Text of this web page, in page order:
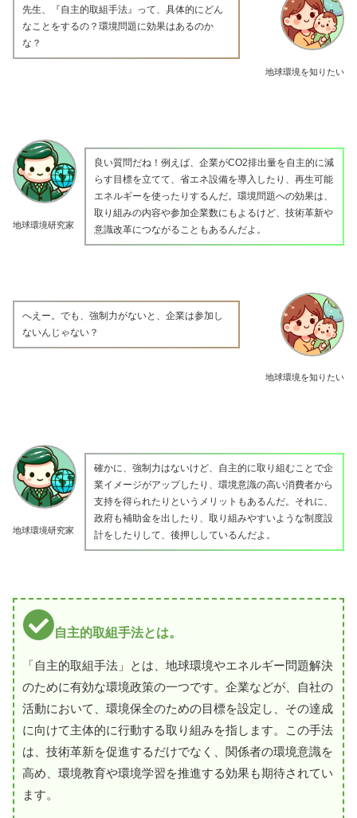
地球環境を知りたい
先生、『自主的取組手法』って、具体的にどん
なことをするの？環境問題に効果はあるのか
な？
地球環境研究家
良い質問だね！例えば、企業がCO2排出量を自主的に減
らす目標を立てて、省エネ設備を導入したり、再生可能
エネルギーを使ったりするんだ。環境問題への効果は、
取り組みの内容や参加企業数にもよるけど、技術革新や
意識改革につながることもあるんだよ。
地球環境を知りたい
へえー。でも、強制力がないと、企業は参加し
ないんじゃない？
地球環境研究家
確かに、強制力はないけど、自主的に取り組むことで企
業イメージがアップしたり、環境意識の高い消費者から
支持を得られたりというメリットもあるんだ。それに、
政府も補助金を出したり、取り組みやすいような制度設
計をしたりして、後押ししているんだよ。
自主的取組手法とは。
「自主的取組手法」とは、地球環境やエネルギー問題解決
のために有効な環境政策の一つです。企業などが、自社の
活動において、環境保全のための目標を設定し、その達成
に向けて主体的に行動する取り組みを指します。この手法
は、技術革新を促進するだけでなく、関係者の環境意識を
高め、環境教育や環境学習を推進する効果も期待されてい
ます。